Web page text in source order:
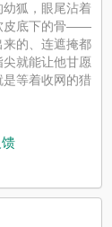
狐，眼尾沾着
皮底下的骨——
的、连遮掩都
就能让他甘愿
等着收网的猎
成了她的猎
比较小白不